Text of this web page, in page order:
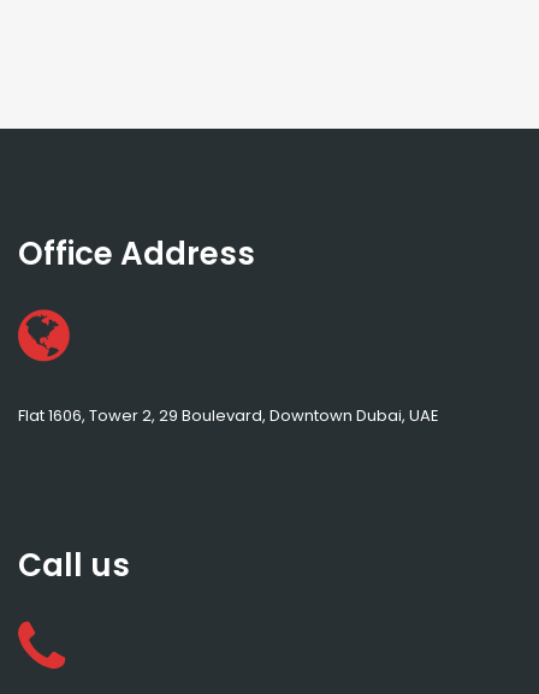
Office Address
Flat 1606, Tower 2, 29 Boulevard, Downtown Dubai, UAE
Call us